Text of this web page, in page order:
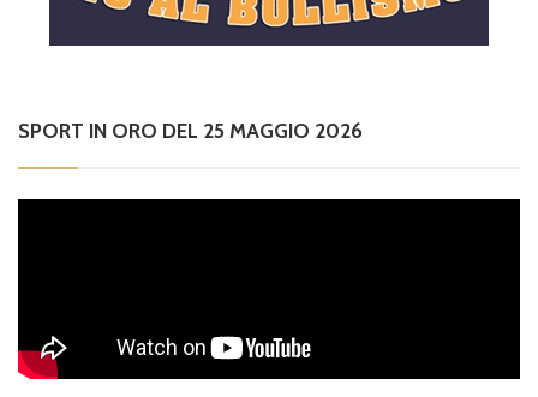
SPORT IN ORO DEL 25 MAGGIO 2026